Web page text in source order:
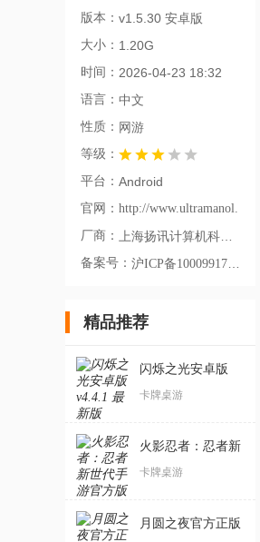
版本： v1.5.30 安卓版
大小： 1.20G
时间： 2026-04-23 18:32
语言： 中文
性质： 网游
等级：
平台： Android
官网： http://www.ultramanol.com
厂商： 上海扬讯计算机科技股份有限公司
备案号： 沪ICP备10009917号-30A
精品推荐
闪烁之光安卓版
卡牌桌游
火影忍者：忍者新
世代手游官方版
卡牌桌游
月圆之夜官方正版